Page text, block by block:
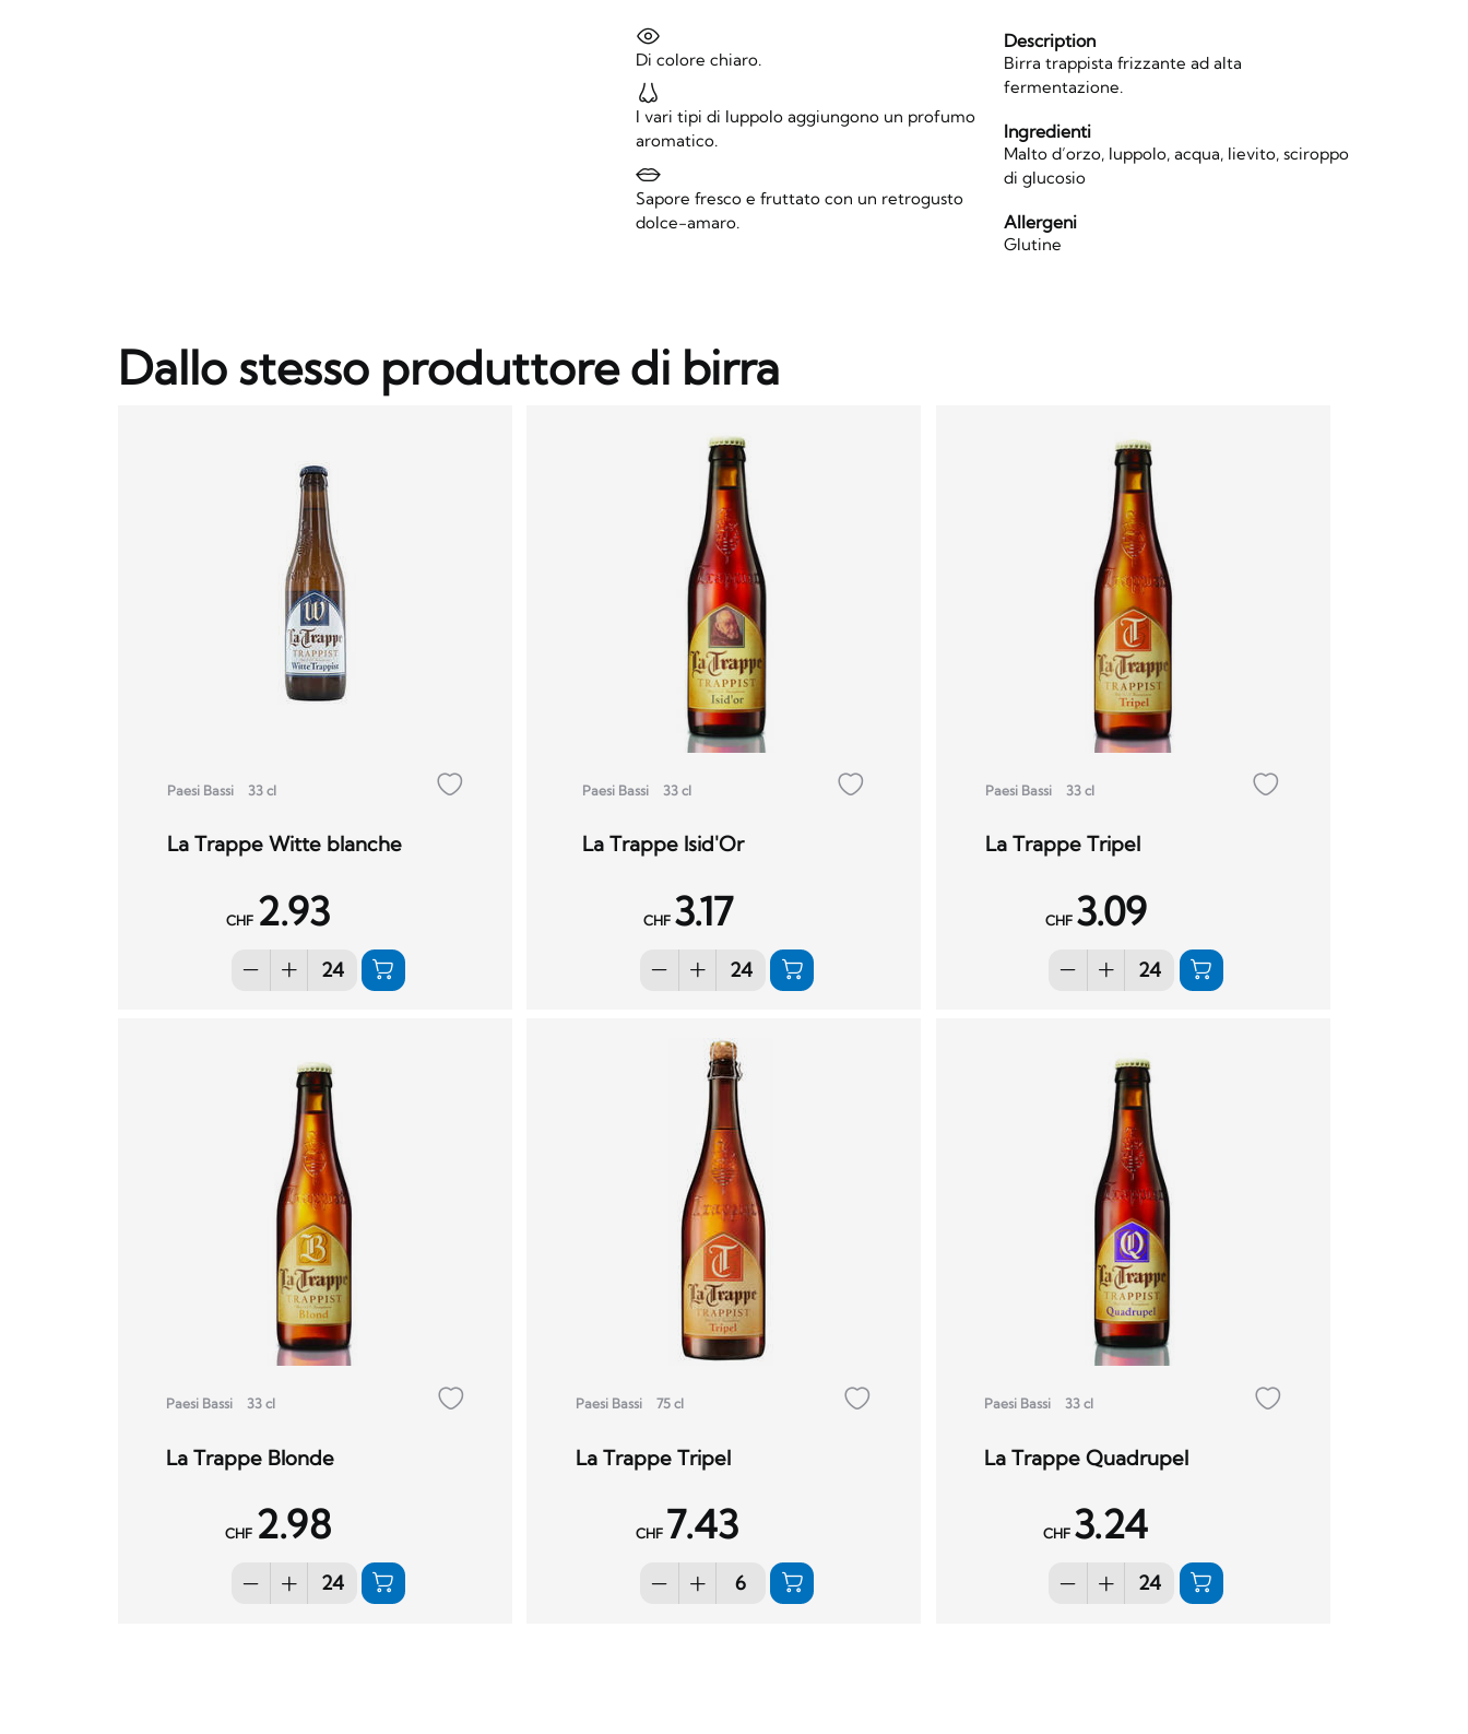
Di colore chiaro.
I vari tipi di luppolo aggiungono un profumo
aromatico.
Sapore fresco e fruttato con un retrogusto
dolce-amaro.
Description
Birra trappista frizzante ad alta
fermentazione.
Ingredienti
Malto d’orzo, luppolo, acqua, lievito, sciroppo
di glucosio
Allergeni
Glutine
Dallo stesso produttore di birra
Paesi Bassi 33 cl
La Trappe Witte blanche
CHF 2.93
Paesi Bassi 33 cl
La Trappe Isid'Or
CHF 3.17
Paesi Bassi 33 cl
La Trappe Tripel
CHF 3.09
Paesi Bassi 33 cl
La Trappe Blonde
CHF 2.98
Paesi Bassi 75 cl
La Trappe Tripel
CHF 7.43
Paesi Bassi 33 cl
La Trappe Quadrupel
CHF 3.24